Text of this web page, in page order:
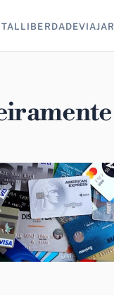
LIBERDADEVIAJAR